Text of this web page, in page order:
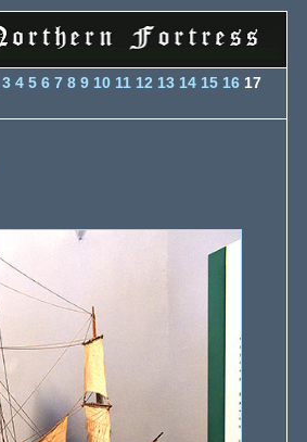
3 4 5 6 7 8 9 10 11 12 13 14 15 16 17